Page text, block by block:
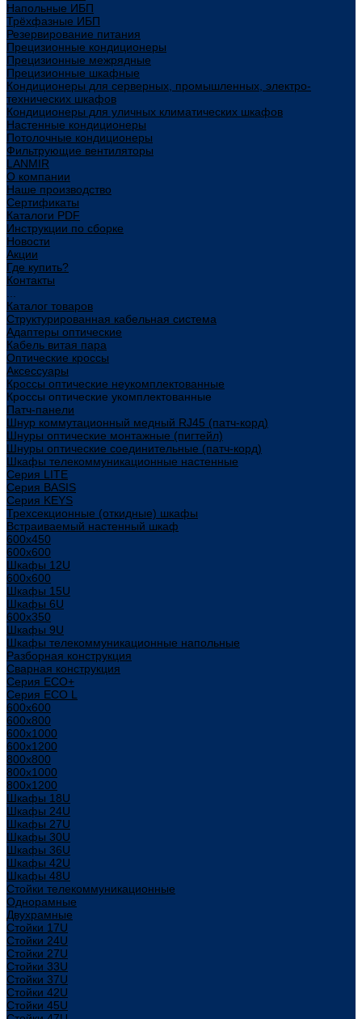
Напольные ИБП
Трёхфазные ИБП
Резервирование питания
Прецизионные кондиционеры
Прецизионные межрядные
Прецизионные шкафные
Кондиционеры для серверных, промышленных, электро-
технических шкафов
Кондиционеры для уличных климатических шкафов
Настенные кондиционеры
Потолочные кондиционеры
Фильтрующие вентиляторы
LANMIR
О компании
Наше производство
Сертификаты
Каталоги PDF
Инструкции по сборке
Новости
Акции
Где купить?
Контакты
Каталог товаров
Структурированная кабельная система
Адаптеры оптические
Кабель витая пара
Оптические кроссы
Аксессуары
Кроссы оптические неукомплектованные
Кроссы оптические укомплектованные
Патч-панели
Шнур коммутационный медный RJ45 (патч-корд)
Шнуры оптические монтажные (пигтейл)
Шнуры оптические соединительные (патч-корд)
Шкафы телекоммуникационные настенные
Cерия LITE
Cерия BASIS
Cерия KEYS
Трехсекционные (откидные) шкафы
Встраиваемый настенный шкаф
600x450
600x600
Шкафы 12U
600x600
Шкафы 15U
Шкафы 6U
600x350
Шкафы 9U
Шкафы телекоммуникационные напольные
Разборная конструкция
Сварная конструкция
Серия ECO+
Серия ECO L
600x600
600x800
600х1000
600х1200
800x800
800х1000
800х1200
Шкафы 18U
Шкафы 24U
Шкафы 27U
Шкафы 30U
Шкафы 36U
Шкафы 42U
Шкафы 48U
Стойки телекоммуникационные
Однорамные
Двухрамные
Стойки 17U
Стойки 24U
Стойки 27U
Стойки 33U
Стойки 37U
Стойки 42U
Стойки 45U